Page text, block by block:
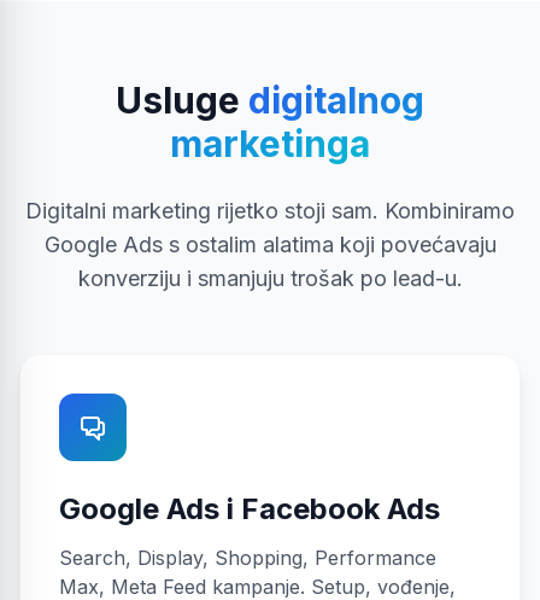
Usluge digitalnog
marketinga
Digitalni marketing rijetko stoji sam. Kombiniramo
Google Ads s ostalim alatima koji povećavaju
konverziju i smanjuju trošak po lead-u.
Google Ads i Facebook Ads
Search, Display, Shopping, Performance
Max, Meta Feed kampanje. Setup, vođenje,